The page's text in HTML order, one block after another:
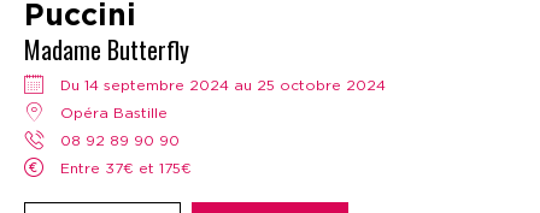
Puccini
Madame Butterfly
Du 14 septembre 2024 au 25 octobre 2024
Opéra Bastille
08 92 89 90 90
Entre 37€ et 175€